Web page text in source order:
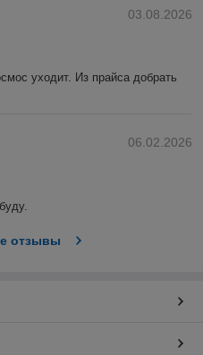
03.08.2026
уходит. Из прайса добрать
06.02.2026
отзывы